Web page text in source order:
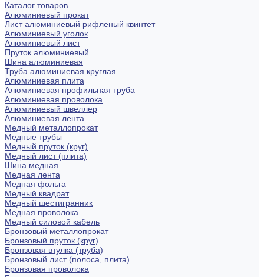
Каталог товаров
Алюминиевый прокат
Лист алюминиевый рифленый квинтет
Алюминиевый уголок
Алюминиевый лист
Пруток алюминиевый
Шина алюминиевая
Труба алюминиевая круглая
Алюминиевая плита
Алюминиевая профильная труба
Алюминиевая проволока
Алюминиевый швеллер
Алюминиевая лента
Медный металлопрокат
Медные трубы
Медный пруток (круг)
Медный лист (плита)
Шина медная
Медная лента
Медная фольга
Медный квадрат
Медный шестигранник
Медная проволока
Медный силовой кабель
Бронзовый металлопрокат
Бронзовый пруток (круг)
Бронзовая втулка (труба)
Бронзовый лист (полоса, плита)
Бронзовая проволока